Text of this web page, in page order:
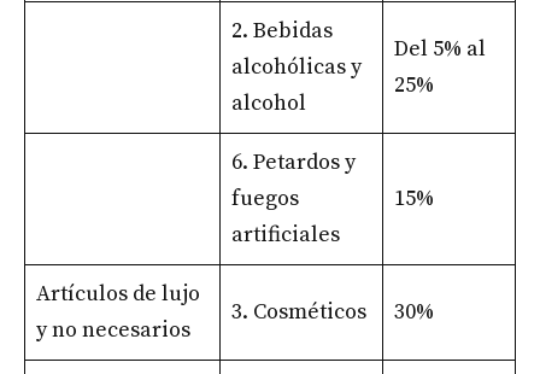
2. Bebidas
alcohólicas y
alcohol
Del 5% al ​​
25%
6. Petardos y
fuegos
artificiales
15%
Artículos de lujo
y no necesarios
3. Cosméticos 30%